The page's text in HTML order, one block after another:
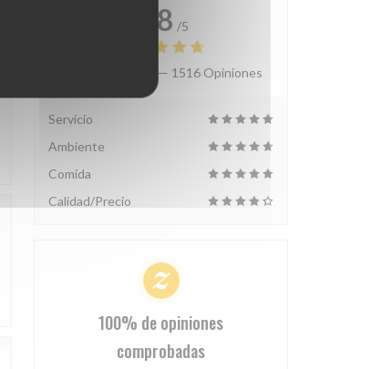
4.8 /5
Valoración media — 1516 Opiniones
Servicio
Ambiente
Comida
Calidad/Precio
100% de opiniones
comprobadas